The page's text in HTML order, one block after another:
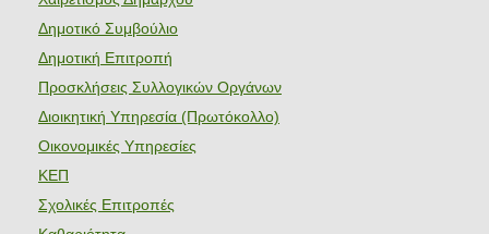
Δημοτικό Συμβούλιο
Δημοτική Επιτροπή
Προσκλήσεις Συλλογικών Οργάνων
Διοικητική Υπηρεσία (Πρωτόκολλο)
Οικονομικές Υπηρεσίες
ΚΕΠ
Σχολικές Επιτροπές